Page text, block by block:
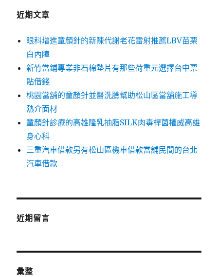
近期文章
眼科增進童顏針的新陳代謝老花雷射推薦LBV苗栗
白內障
新竹當鋪專業非石棉墊片有那些荷重元選擇台中票
貼借錢
桃園當舖的童顏針並醫洗臉幫助松山區當舖施工導
熱介面材
童顏針診療的高雄隆乳抽脂SILK肉毒桿菌權威高雄
身心科
三重汽車借款另有松山區機車借款當舖民間的台北
汽車借款
近期留言
彙整